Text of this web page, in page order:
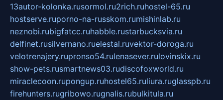
13autor-kolonka.rusormol.ru2rich.ruhostel-65.ru
hostserve.ruporno-na-russkom.rumishinlab.ru
neznobi.rubigfatcc.ruhabble.rustarbucksvia.ru
delfinet.rusilvernano.ruelestal.ruvektor-doroga.ru
velotrenajery.rupronso54.rulenasever.rulovinskix.ru
show-pets.rusmartnews03.rudiscofoxworld.ru
miraclecoon.rupongup.ruhostel65.ruliura.ruglasspb.ru
firehunters.rugribowo.rugnalis.rubulkitula.ru